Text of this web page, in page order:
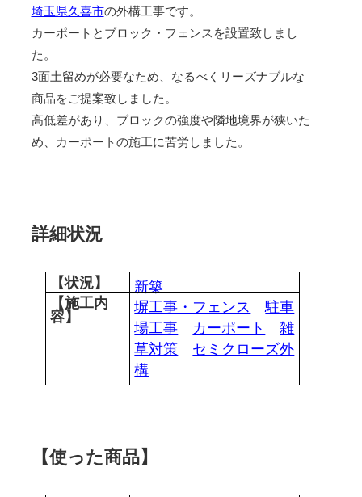
埼玉県久喜市の外構工事です。
カーポートとブロック・フェンスを設置致しまし
た。
3面土留めが必要なため、なるべくリーズナブルな
商品をご提案致しました。
高低差があり、ブロックの強度や隣地境界が狭いた
め、カーポートの施工に苦労しました。
詳細状況
【状況】
新築
【施工内
容】
塀工事・フェンス
駐車
場工事
カーポート
雑
草対策
セミクローズ外
構
【使った商品】